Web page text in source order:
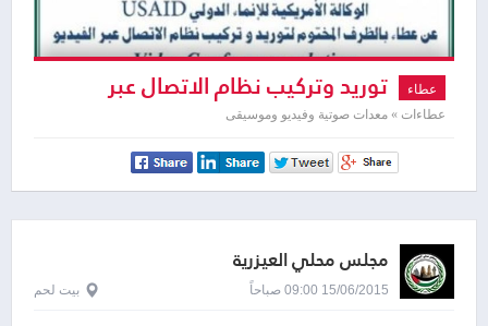
عطاء توريد وتركيب نظام الاتصال عبر
الفيديو
عطاءات » معدات صوتية وفيديو وموسيقى
مجلس محلي العيزرية
15/06/2015 09:00 صباحاً بيت لحم